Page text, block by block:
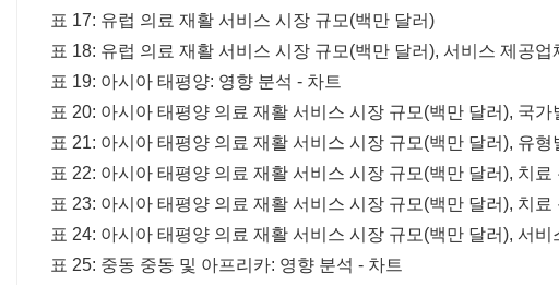
표 17: 유럽 의료 재활 서비스 시장 규모(백만 달러)
표 18: 유럽 의료 재활 서비스 시장 규모(백만 달러), 서비스 제공업
표 19: 아시아 태평양: 영향 분석 - 차트
표 20: 아시아 태평양 의료 재활 서비스 시장 규모(백만 달러), 국가
표 21: 아시아 태평양 의료 재활 서비스 시장 규모(백만 달러), 유형
표 22: 아시아 태평양 의료 재활 서비스 시장 규모(백만 달러), 치
표 23: 아시아 태평양 의료 재활 서비스 시장 규모(백만 달러), 치
표 24: 아시아 태평양 의료 재활 서비스 시장 규모(백만 달러), 서
표 25: 중동 중동 및 아프리카: 영향 분석 - 차트